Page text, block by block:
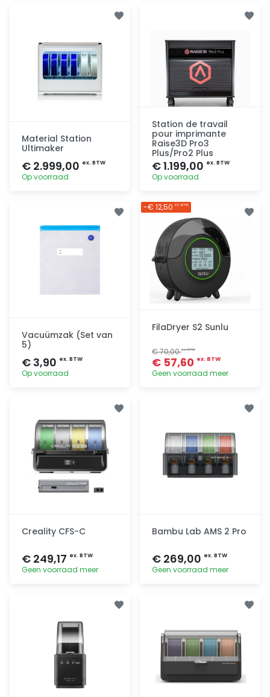
Material Station
Ultimaker
€ 2.999,00 ex. BTW
Op voorraad
Station de travail
pour imprimante
Raise3D Pro3
Plus/Pro2 Plus
€ 1.199,00 ex. BTW
Op voorraad
Vacuümzak (Set van
5)
€ 3,90 ex. BTW
Op voorraad
FilaDryer S2 Sunlu
€ 70,00ex. BTW
€ 57,60 ex. BTW
Geen voorraad meer
-€ 12,50 EX. BTW
Creality CFS-C
€ 249,17 ex. BTW
Geen voorraad meer
Bambu Lab AMS 2 Pro
€ 269,00 ex. BTW
Geen voorraad meer